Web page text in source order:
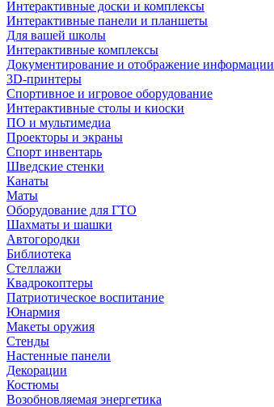
Интерактивные доски и комплексы
Интерактивные панели и планшеты
Для вашей школы
Интерактивные комплексы
Документирование и отображение информации
3D-принтеры
Спортивное и игровое оборудование
Интерактивные столы и киоски
ПО и мультимедиа
Проекторы и экраны
Спорт инвентарь
Шведские стенки
Канаты
Маты
Оборудование для ГТО
Шахматы и шашки
Автогородки
Библиотека
Стеллажи
Квадрокоптеры
Патриотическое воспитание
Юнармия
Макеты оружия
Стенды
Настенные панели
Декорации
Костюмы
Возобновляемая энергетика